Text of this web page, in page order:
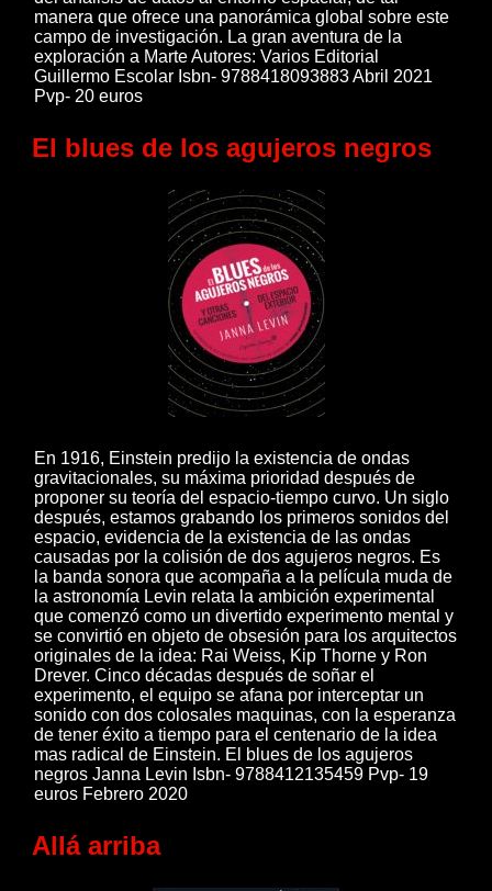
manera que ofrece una panorámica global sobre este
campo de investigación. La gran aventura de la
exploración a Marte Autores: Varios Editorial
Guillermo Escolar Isbn- 9788418093883 Abril 2021
Pvp- 20 euros
El blues de los agujeros negros
En 1916, Einstein predijo la existencia de ondas
gravitacionales, su máxima prioridad después de
proponer su teoría del espacio-tiempo curvo. Un siglo
después, estamos grabando los primeros sonidos del
espacio, evidencia de la existencia de las ondas
causadas por la colisión de dos agujeros negros. Es
la banda sonora que acompaña a la película muda de
la astronomía Levin relata la ambición experimental
que comenzó como un divertido experimento mental y
se convirtió en objeto de obsesión para los arquitectos
originales de la idea: Rai Weiss, Kip Thorne y Ron
Drever. Cinco décadas después de soñar el
experimento, el equipo se afana por interceptar un
sonido con dos colosales maquinas, con la esperanza
de tener éxito a tiempo para el centenario de la idea
mas radical de Einstein. El blues de los agujeros
negros Janna Levin Isbn- 9788412135459 Pvp- 19
euros Febrero 2020
Allá arriba